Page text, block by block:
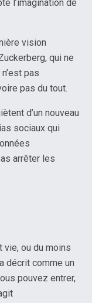
l’imagination de
vision
qui ne
pas
pas du tout.
d’un nouveau
sociaux qui
arrêter les
vie, ou du moins
décrit comme un
pouvez entrer,